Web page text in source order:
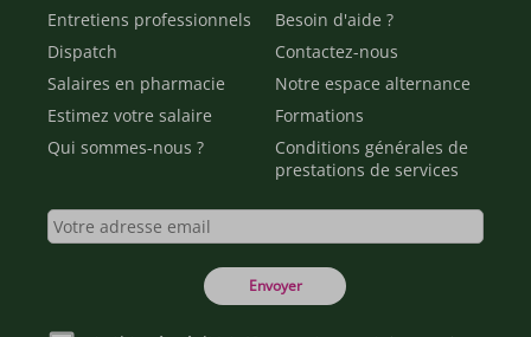
Entretiens professionnels
Dispatch
Salaires en pharmacie
Estimez votre salaire
Qui sommes-nous ?
Besoin d'aide ?
Contactez-nous
Notre espace alternance
Formations
Conditions générales de
prestations de services
Envoyer